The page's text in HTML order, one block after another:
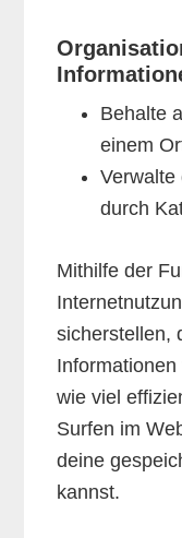
Behalte
einem
Verwalte
durch
Mithilfe der
sicherstellen,
wie viel
Surfen im
deine
kannst.